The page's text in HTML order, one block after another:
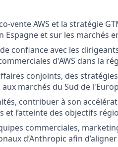
vente AWS et la stratégie
Espagne et sur les marchés
confiance avec les
d'AWS dans la
conjoints, des
marchés du Sud de
contribuer à son
et l’atteinte des objectifs
commerciales,
d’Anthropic afin